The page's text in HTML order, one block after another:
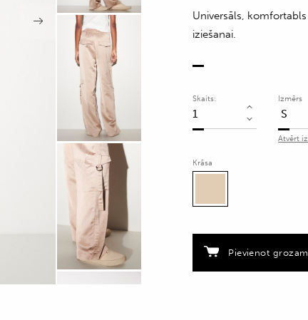
Universāls,
iziešanai.
Skaits:
Cargo
stila
bikses
Izmērs
Atvērt
Krāsa
Pievienot grozam